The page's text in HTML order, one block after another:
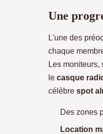
Une
L'une des
chaque
Les moniteurs,
le casque
célèbre spot
Des zones
Location